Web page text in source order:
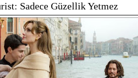
Sadece Güzellik Yetmez